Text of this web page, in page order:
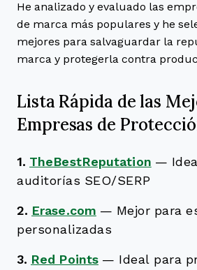
He analizado y evaluado las
de marca más populares y he
mejores para salvaguardar la
marca y protegerla contra
Lista Rápida de las
Empresas de
1. TheBestReputation —
auditorías SEO/SERP
2. Erase.com — Mejor para
personalizadas
3. Red Points — Ideal para